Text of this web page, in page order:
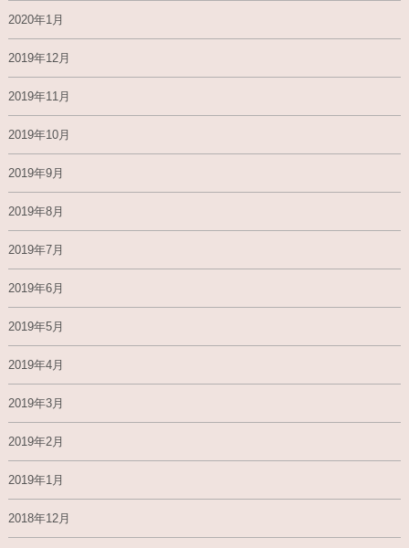
2020年1月
2019年12月
2019年11月
2019年10月
2019年9月
2019年8月
2019年7月
2019年6月
2019年5月
2019年4月
2019年3月
2019年2月
2019年1月
2018年12月